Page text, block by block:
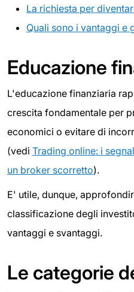
La richiesta per
Quali sono i vantaggi e
Educazione
L'educazione finanziaria
crescita fondamentale per
economici o evitare di
(vedi Trading online: i
un broker scorretto).
E' utile, dunque,
classificazione degli
vantaggi e svantaggi.
Le categorie